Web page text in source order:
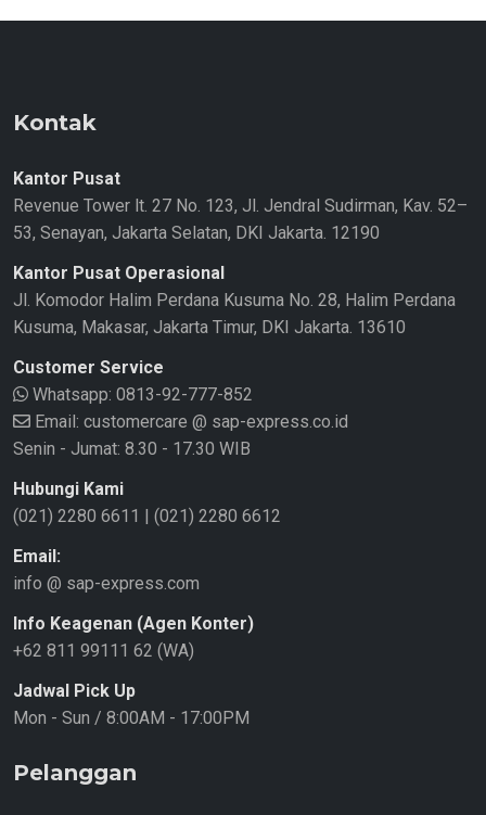
Kontak
Kantor Pusat
Revenue Tower lt. 27 No. 123, Jl. Jendral Sudirman, Kav. 52–
53, Senayan, Jakarta Selatan, DKI Jakarta. 12190
Kantor Pusat Operasional
Jl. Komodor Halim Perdana Kusuma No. 28, Halim Perdana
Kusuma, Makasar, Jakarta Timur, DKI Jakarta. 13610
Customer Service
Whatsapp: 0813-92-777-852
Email: customercare @ sap-express.co.id
Senin - Jumat: 8.30 - 17.30 WIB
Hubungi Kami
(021) 2280 6611
(021) 2280 6612
Email:
info @ sap-express.com
Info Keagenan (Agen Konter)
+62 811 99111 62 (WA)
Jadwal Pick Up
Mon - Sun / 8:00AM - 17:00PM
Pelanggan